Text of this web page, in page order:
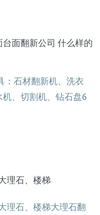
面翻新公司 什么样的
：石材翻新机、洗衣
、切割机、钻石盘6
理石、楼梯
理石、楼梯大理石翻